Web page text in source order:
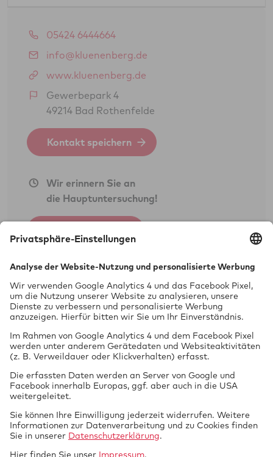
Amtliche Dienstleistungen als GTÜ-Partner:
Hauptuntersuchung Pkw
Abgasuntersuchung
Änderungsabnahme gem. § 19 (3) StVZO
Oldtimerbegutachtung gem. § 23 StVZO
(H-Kennzeichen)
Feinstaubplaketten (Schadstoffplaketten)
Nichtamtliche Dienstleistungen als Kfz-
Sachverständigenbüro:
(Campinggas)
05424 6444664
info@kluenenberg.de
www.kluenenberg.de
Gewerbepark 4
49214 Bad Rothenfelde
Kontakt speichern
Wir erinnern Sie an
die Hauptuntersuchung!
Prüfung
vor Ort
Öffnungszeiten
Mo.13:00-17:00Uhr-Voranmeldung
Di. und Do. 09:00-13:00Uhr
Mi.12:00-17:00Uhr
jeden 2. Sa. im Monat 09:00-13:00 Uhr